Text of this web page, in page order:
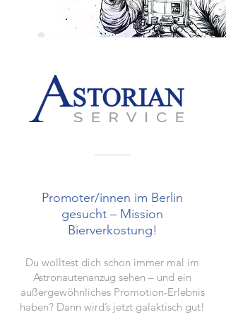
Promoter/innen im Berlin
gesucht – Mission
Bierverkostung!
Du wolltest dich schon immer mal im
Astronautenanzug sehen – und ein
außergewöhnliches Promotion-Erlebnis
haben? Dann wird’s jetzt galaktisch gut!